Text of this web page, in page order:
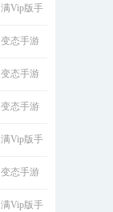
满Vip版手
变态手游
变态手游
变态手游
满Vip版手
变态手游
满Vip版手